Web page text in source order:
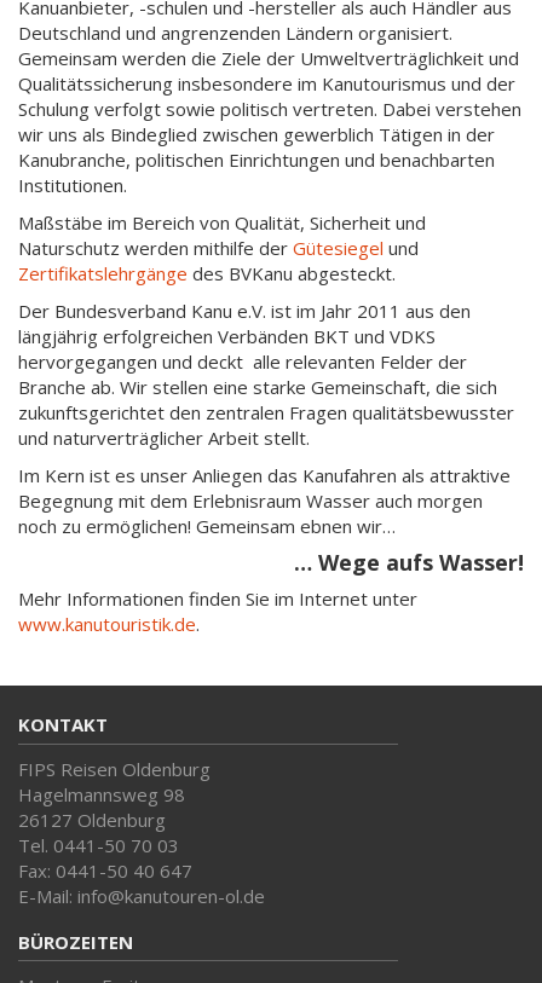
Kanuanbieter, -schulen und -hersteller als auch Händler aus
Deutschland und angrenzenden Ländern organisiert.
Gemeinsam werden die Ziele der Umweltverträglichkeit und
Qualitätssicherung insbesondere im Kanutourismus und der
Schulung verfolgt sowie politisch vertreten. Dabei verstehen
wir uns als Bindeglied zwischen gewerblich Tätigen in der
Kanubranche, politischen Einrichtungen und benachbarten
Institutionen.
Maßstäbe im Bereich von Qualität, Sicherheit und
Naturschutz werden mithilfe der Gütesiegel und
Zertifikatslehrgänge des BVKanu abgesteckt.
Der Bundesverband Kanu e.V. ist im Jahr 2011 aus den
längjährig erfolgreichen Verbänden BKT und VDKS
hervorgegangen und deckt alle relevanten Felder der
Branche ab. Wir stellen eine starke Gemeinschaft, die sich
zukunftsgerichtet den zentralen Fragen qualitätsbewusster
und naturverträglicher Arbeit stellt.
Im Kern ist es unser Anliegen das Kanufahren als attraktive
Begegnung mit dem Erlebnisraum Wasser auch morgen
noch zu ermöglichen! Gemeinsam ebnen wir…
… Wege aufs Wasser!
Mehr Informationen finden Sie im Internet unter
www.kanutouristik.de.
KONTAKT
FIPS Reisen Oldenburg
Hagelmannsweg 98
26127 Oldenburg
Tel. 0441-50 70 03
Fax: 0441-50 40 647
E-Mail: info@kanutouren-ol.de
BÜROZEITEN